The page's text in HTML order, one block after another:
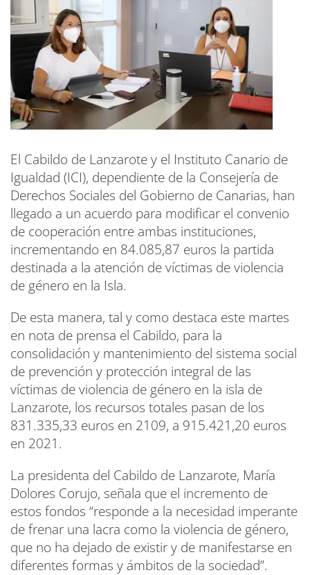
El Cabildo de Lanzarote y el Instituto Canario de
Igualdad (ICI), dependiente de la Consejería de
Derechos Sociales del Gobierno de Canarias, han
llegado a un acuerdo para modificar el convenio
de cooperación entre ambas instituciones,
incrementando en 84.085,87 euros la partida
destinada a la atención de víctimas de violencia
de género en la Isla.
De esta manera, tal y como destaca este martes
en nota de prensa el Cabildo, para la
consolidación y mantenimiento del sistema social
de prevención y protección integral de las
víctimas de violencia de género en la isla de
Lanzarote, los recursos totales pasan de los
831.335,33 euros en 2109, a 915.421,20 euros
en 2021.
La presidenta del Cabildo de Lanzarote, María
Dolores Corujo, señala que el incremento de
estos fondos “responde a la necesidad imperante
de frenar una lacra como la violencia de género,
que no ha dejado de existir y de manifestarse en
diferentes formas y ámbitos de la sociedad”.